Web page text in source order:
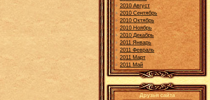
2010 Август
2010 Сентябрь
2010 Октябрь
2010 Ноябрь
2010 Декабрь
2011 Январь
2011 Февраль
2011 Март
2011 Май
Друзья сайта